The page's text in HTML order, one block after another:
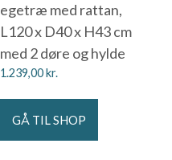
egetræ med rattan,
L120 x D40 x H43 cm
med 2 døre og hylde
1.239,00kr.
GÅ TIL SHOP